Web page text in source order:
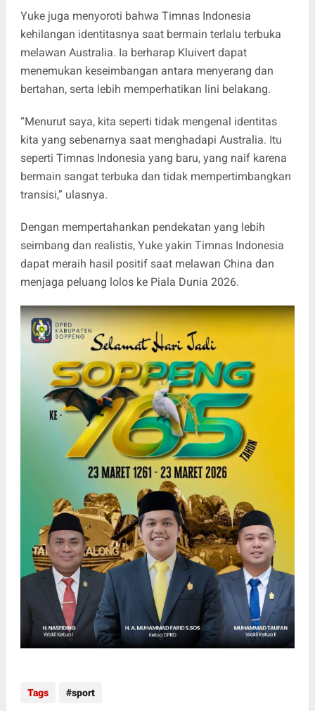
Yuke juga menyoroti bahwa Timnas Indonesia
kehilangan identitasnya saat bermain terlalu terbuka
melawan Australia. Ia berharap Kluivert dapat
menemukan keseimbangan antara menyerang dan
bertahan, serta lebih memperhatikan lini belakang.
“Menurut saya, kita seperti tidak mengenal identitas
kita yang sebenarnya saat menghadapi Australia. Itu
seperti Timnas Indonesia yang baru, yang naif karena
bermain sangat terbuka dan tidak mempertimbangkan
transisi,” ulasnya.
Dengan mempertahankan pendekatan yang lebih
seimbang dan realistis, Yuke yakin Timnas Indonesia
dapat meraih hasil positif saat melawan China dan
menjaga peluang lolos ke Piala Dunia 2026.
Tags sport